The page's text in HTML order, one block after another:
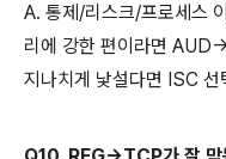
A. 통제/리스크/프로세스
리에 강한 편이라면
지나치게 낯설다면 ISC 선